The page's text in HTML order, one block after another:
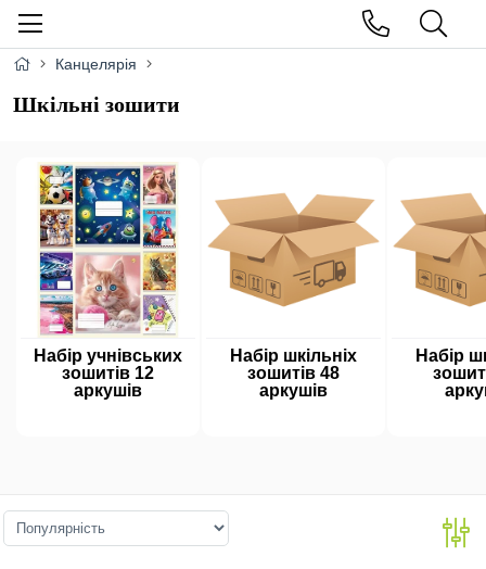
Канцелярія
Шкільні зошити
Набір учнівських
зошитів 12
аркушів
Набір шкільніх
зошитів 48
аркушів
Набір